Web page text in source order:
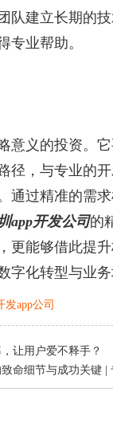
队建立长期的
专业帮助。
意义的投资。
径，与专业的
通过精准的需
app开发公司的
更能够借此提
字化转型与业
发app公司
让用户爱不释手？
命细节与成功关键 |